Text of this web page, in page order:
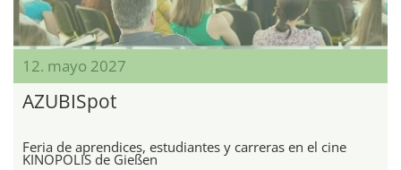
12. mayo 2027
AZUBISpot
Feria de aprendices, estudiantes y carreras en el cine
KINOPOLIS de Gießen